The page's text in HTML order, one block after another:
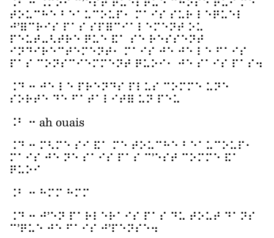
⠞⠕⠥⠉⠓⠑ ⠃⠑⠁⠥⠉⠕⠥⠏⠂ ⠍⠁⠊⠎ ⠎⠥⠗ ⠇⠑⠟⠥⠑⠇
⠚’⠿⠉⠗⠊⠎ ⠏⠁⠎ ⠎⠏⠿⠉⠊⠁⠇⠑⠍⠑⠝⠞ ⠕⠥
⠏⠑⠥⠞⠤⠣⠞⠗⠑ ⠟⠥⠑ ⠯⠁ ⠎⠑ ⠗⠑⠎⠎⠑⠝⠞
⠊⠝⠙⠊⠗⠑⠉⠞⠑⠍⠑⠝⠞⠂ ⠍⠁⠊⠎ ⠚⠑ ⠚⠑ ⠇⠑ ⠋⠁⠊⠎
⠏⠁⠎ ⠉⠕⠝⠎⠉⠊⠑⠍⠍⠑⠝⠞ ⠟⠥⠕⠊⠂ ⠚⠑ ⠎⠁⠊⠎ ⠏⠁⠎⠲
⠨⠙ ⠒ ⠚⠑ ⠇⠑ ⠏⠗⠑⠝⠙⠎ ⠏⠇⠥⠎ ⠉⠕⠍⠍⠑ ⠥⠝⠑
⠎⠕⠗⠞⠑ ⠙⠑ ⠋⠁⠞⠁⠇⠊⠞⠿ ⠥⠝ ⠏⠑⠥
⠨⠃ ⠒ ah ouais
⠨⠙ ⠒ ⠍⠣⠍⠑ ⠎⠊ ⠯⠁ ⠍⠑ ⠞⠕⠥⠉⠓⠑ ⠃⠑⠁⠥⠉⠕⠥⠏⠂
⠍⠁⠊⠎ ⠚⠑ ⠝⠑ ⠎⠁⠊⠎ ⠏⠁⠎ ⠉’⠑⠎⠞ ⠉⠕⠍⠍⠑ ⠯⠁
⠟⠥⠕⠊
⠨⠃ ⠒ ⠓⠍⠍ ⠓⠍⠍
⠨⠙ ⠒ ⠚’⠑⠝ ⠏⠁⠗⠇⠑⠗⠁⠊⠎ ⠏⠁⠎ ⠙⠥ ⠞⠕⠥⠞ ⠙⠁⠝⠎
⠉’⠟⠥⠑ ⠚⠑ ⠋⠁⠊⠎ ⠚’⠏⠑⠝⠎⠑⠲